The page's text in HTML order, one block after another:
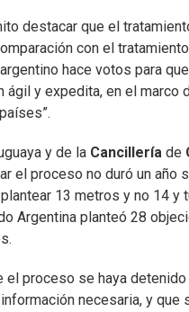
destacar que el
con el
hace votos para
ágil y expedita, en el
y de la Cancillería de
el proceso no duró un
13 metros y no 14
Argentina planteó 28
proceso se haya
necesaria, y